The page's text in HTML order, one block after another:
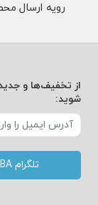
رویه ارسال
از تخفیف‌ها و
شوید:
تلگرام TMBA